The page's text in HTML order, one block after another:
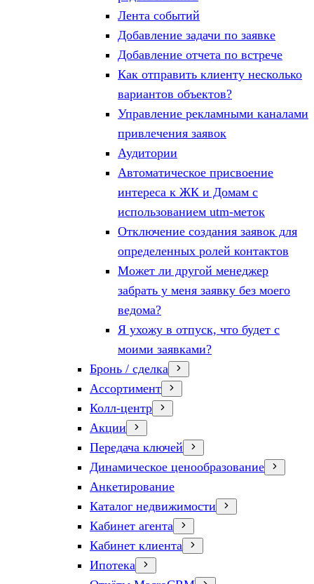
Лента событий
Добавление задачи по заявке
Добавление отчета по встрече
Как отправить клиенту несколько
вариантов объектов?
Управление рекламными каналами
привлечения заявок
Аудитории
Автоматическое присвоение
интереса к ЖК и Домам с
использованием utm-меток
Отключение создания заявок для
определенных ролей контактов
Может ли другой менеджер
забрать у меня заявку без моего
ведома?
Я ухожу в отпуск, что будет с
моими заявками?
Бронь / сделка
Ассортимент
Колл-центр
Акции
Передача ключей
Динамическое ценообразование
Анкетирование
Каталог недвижимости
Кабинет агента
Кабинет клиента
Ипотека